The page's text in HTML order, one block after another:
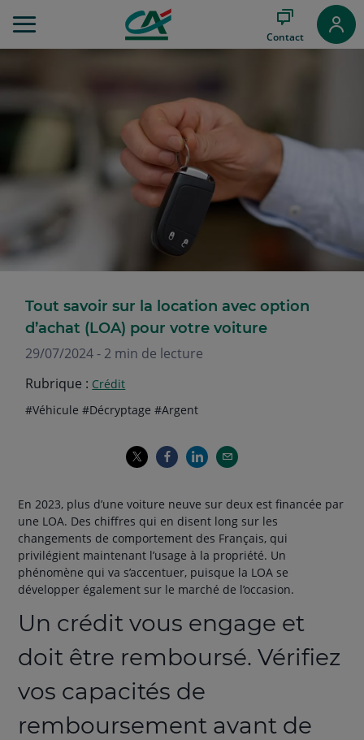
au
Contact
Tout savoir sur la location avec option
d’achat (LOA) pour votre voiture
29/07/2024 - 2 min de lecture
Rubrique : Crédit
Thématiques
hashtag
#Véhiculehashtag
#Décryptagehashtag
#Argent
En 2023, plus d’une voiture neuve sur deux est financée par
une LOA. Des chiffres qui en disent long sur les
changements de comportement des Français, qui
privilégient maintenant l’usage à la propriété. Un
phénomène qui va s’accentuer, puisque la LOA se
développer également sur le marché de l’occasion.
Un crédit vous engage et
doit être remboursé. Vérifiez
vos capacités de
remboursement avant de